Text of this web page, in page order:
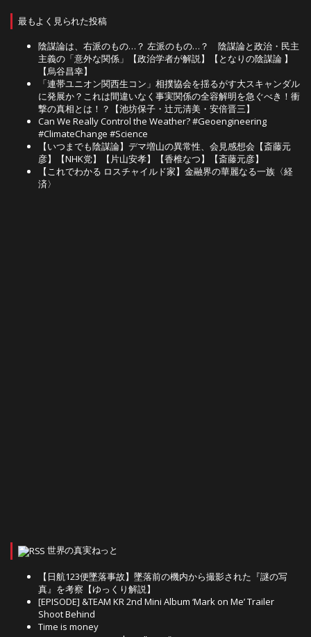
最もよく見られた投稿
陰謀論は、右派のもの…？ 左派のもの…？ 陰謀論と政治・民主
主義の「意外な関係」【政治学者が解説】【となりの陰謀論 】
【烏谷昌幸】
「連帯ユニオン関西生コン」相撲協会を揺るがす大スキャンダル
に発展か？これは間違いなく事実関係の全容解明を急ぐべき！衝
撃の真相とは！？【池坊保子・辻元清美・安倍晋三】
Can We Really Control the Weather? #Geoengineering
#ClimateChange #Science
【いつまでも陰謀論】デマ増山の異常性、会見感想会【斎藤元
彦】【NHK党】【片山安孝】【香椎なつ】【斎藤元彦】
【これでわかる ロスチャイルド家】金融界の華麗なる一族〈経
済〉
世界の真実ねっと
【日航123便墜落事故】墜落前の機内から撮影された『謎の写
真』を考察【ゆっくり解説】
[EPISODE] &TEAM KR 2nd Mini Album ‘Mark on Me’ Trailer
Shoot Behind
Time is money